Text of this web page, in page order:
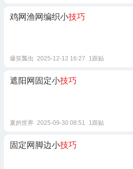
鸡网渔网编织小技巧
爆笑瓢虫 2025-12-12 16:27 1跟贴
遮阳网固定小技巧
夏的世界 2025-09-30 08:51 1跟贴
固定网脚边小技巧